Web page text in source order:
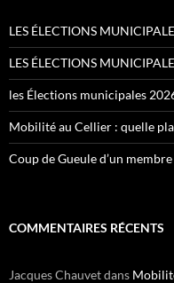
LES ÉLECTIONS
LES ÉLECTIONS
les Élections municipales
Mobilité au Cellier : quelle
Coup de Gueule d’un
COMMENTAIRES RÉCENTS
Jacques Chauvetdans